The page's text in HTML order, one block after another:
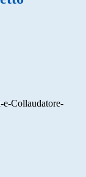
e-Collaudatore-